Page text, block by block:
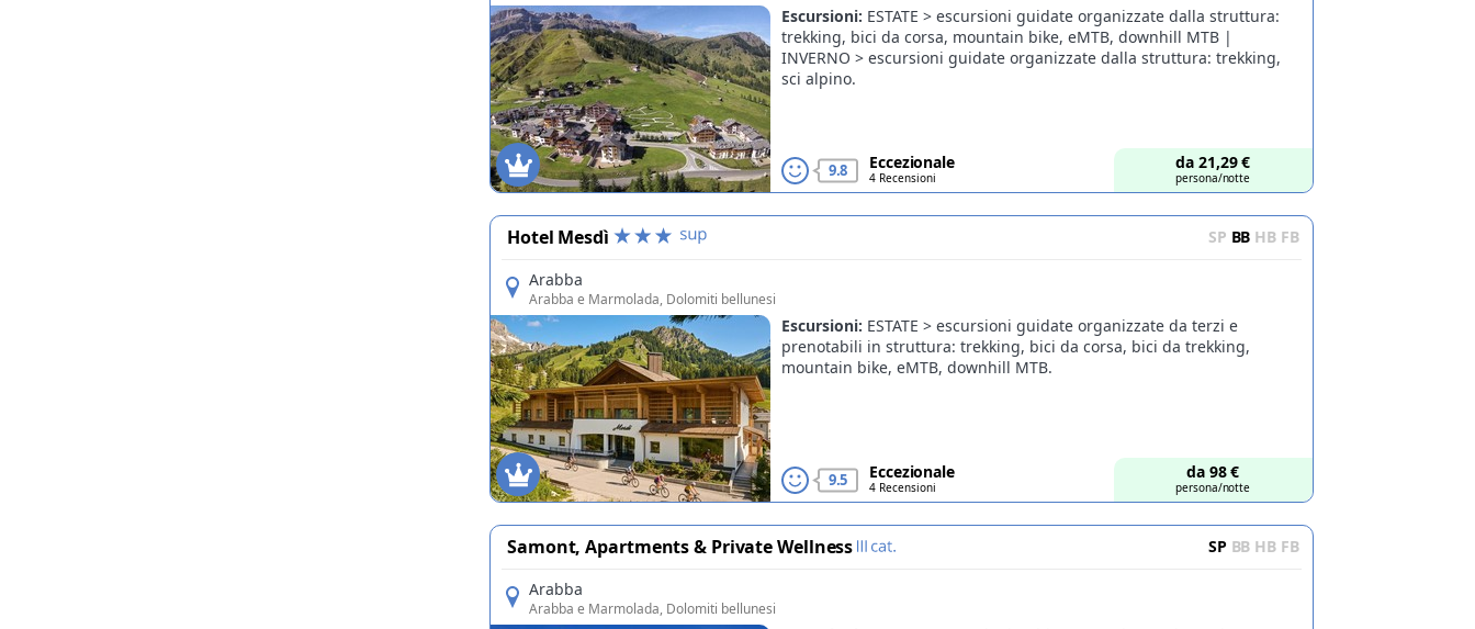
da 21,29€
persona/notte
9.8 Eccezionale
4 Recensioni
Escursioni: ESTATE > escursioni guidate organizzate dalla struttura:
trekking, bici da corsa, mountain bike, eMTB, downhill MTB |
INVERNO > escursioni guidate organizzate dalla struttura: trekking,
sci alpino.
Hotel Mesdì SP BB HB FB
Arabba
Arabba e Marmolada, Dolomiti bellunesi
da 98€
persona/notte
9.5 Eccezionale
4 Recensioni
Escursioni: ESTATE > escursioni guidate organizzate da terzi e
prenotabili in struttura: trekking, bici da corsa, bici da trekking,
mountain bike, eMTB, downhill MTB.
Samont, Apartments & Private Wellness SP BB HB FB
Arabba
Arabba e Marmolada, Dolomiti bellunesi